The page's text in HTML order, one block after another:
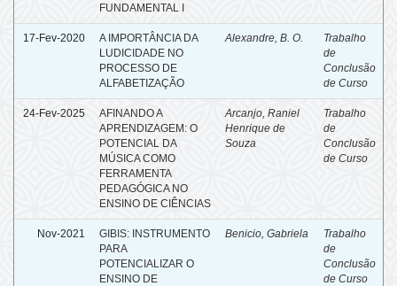
FUNDAMENTAL I
17-Fev-2020
A IMPORTÂNCIA DA
LUDICIDADE NO
PROCESSO DE
ALFABETIZAÇÃO
Alexandre, B. O.
Trabalho
de
Conclusão
de Curso
24-Fev-2025
AFINANDO A
APRENDIZAGEM: O
POTENCIAL DA
MÚSICA COMO
FERRAMENTA
PEDAGÓGICA NO
ENSINO DE CIÊNCIAS
Arcanjo, Raniel
Henrique de
Souza
Trabalho
de
Conclusão
de Curso
Nov-2021
GIBIS: INSTRUMENTO
PARA
POTENCIALIZAR O
ENSINO DE
Benicio, Gabriela
Trabalho
de
Conclusão
de Curso